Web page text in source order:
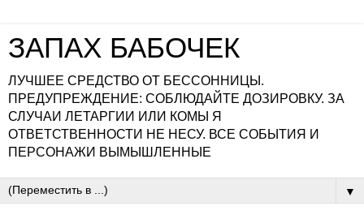
ЗАПАХ БАБОЧЕК
ЛУЧШЕЕ СРЕДСТВО ОТ БЕССОННИЦЫ.
ПРЕДУПРЕЖДЕНИЕ: СОБЛЮДАЙТЕ ДОЗИРОВКУ. ЗА
СЛУЧАИ ЛЕТАРГИИ ИЛИ КОМЫ Я
ОТВЕТСТВЕННОСТИ НЕ НЕСУ. ВСЕ СОБЫТИЯ И
ПЕРСОНАЖИ ВЫМЫШЛЕННЫЕ
▼